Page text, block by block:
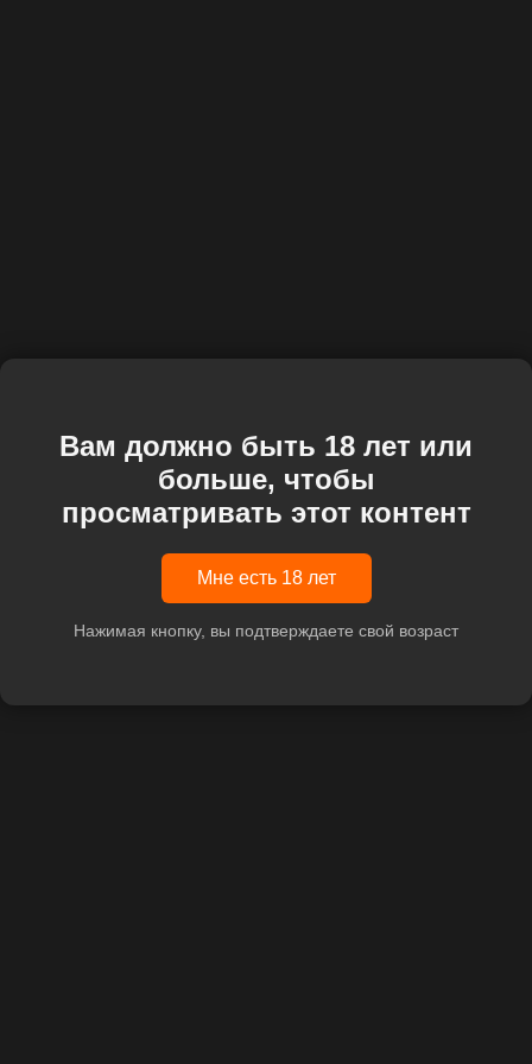
Вам должно быть 18 лет или
больше, чтобы
просматривать этот контент
Мне есть 18 лет
Нажимая кнопку, вы подтверждаете свой возраст